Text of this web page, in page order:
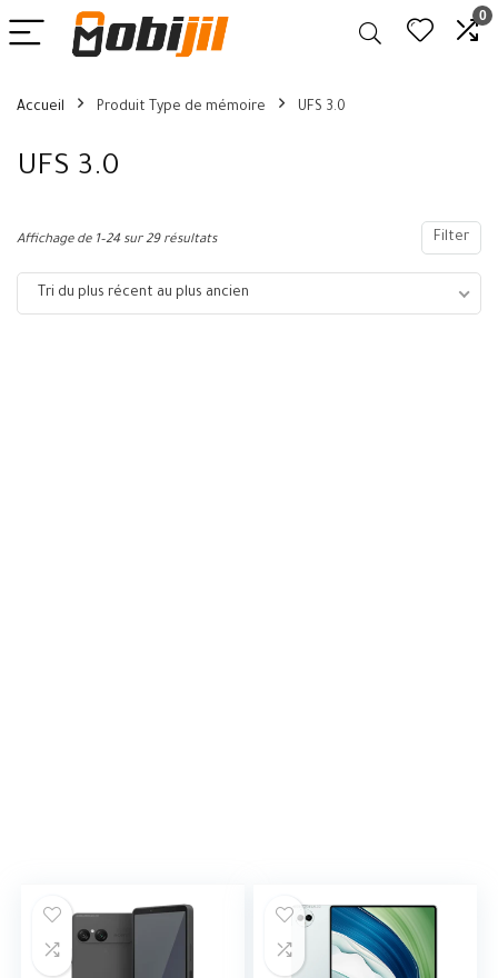
0
Accueil Produit Type de mémoire UFS 3.0
UFS 3.0
Filter
Affichage de 1–24 sur 29 résultats
Tri du plus récent au plus ancien